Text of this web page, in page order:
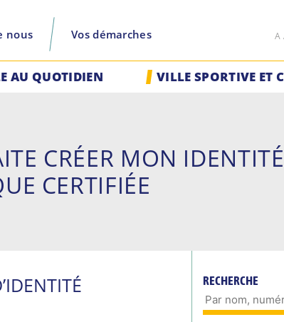
nous Vos démarches A
AU QUOTIDIEN VILLE SPORTIVE ET
CRÉER MON IDENTITÉ
CERTIFIÉE
RECHERCHE